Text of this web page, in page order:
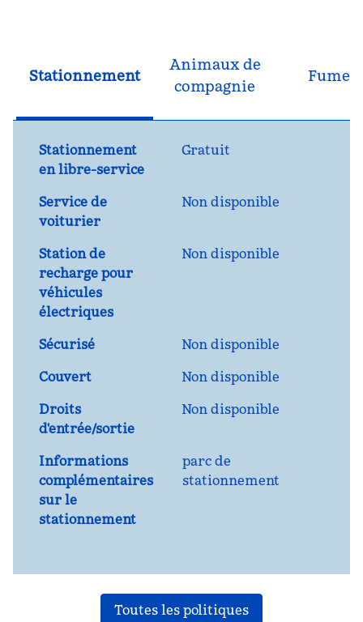
Stationnement
Animaux de
compagnie
Stationnement
en libre-service
Gratuit
Service de
voiturier
Non disponible
Station de
recharge pour
véhicules
électriques
Non disponible
Sécurisé
Non disponible
Couvert
Non disponible
Droits
d'entrée/sortie
Non disponible
Informations
complémentaires
sur le
stationnement
parc de
stationnement
Toutes les politiques